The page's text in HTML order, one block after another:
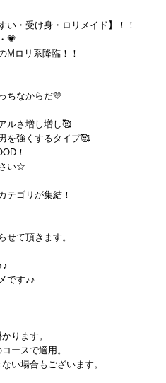
い・受け身・ロリメイド】！！
💗
Mロリ系降臨！！
ちなからだ💛
ルさ増し増し🥰
を強くするタイプ🥰
！
い☆
テゴリが集結！
て頂きます。
です♪♪
ります。
ースで適用。
い場合もございます。